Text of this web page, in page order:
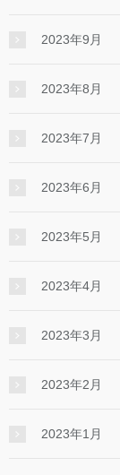
2023年9月
2023年8月
2023年7月
2023年6月
2023年5月
2023年4月
2023年3月
2023年2月
2023年1月